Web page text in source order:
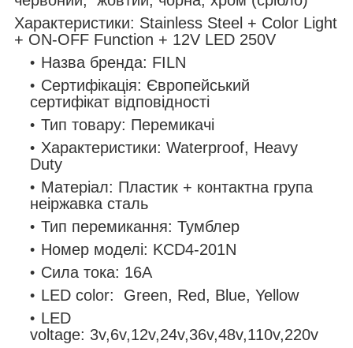
Характеристики: Stainless Steel + Color Light
+ ON-OFF Function + 12V LED 250V
Назва бренда: FILN
Сертифікація: Європейський
сертифікат відповідності
Тип товару: Перемикачі
Характеристики: Waterproof, Heavy
Duty
Матеріал: Пластик + контактна група
неіржавка сталь
Тип перемикання: Тумблер
Номер моделі: KCD4-201N
Сила тока: 16A
LED color: Green, Red, Blue, Yellow
LED
voltage: 3v,6v,12v,24v,36v,48v,110v,220v